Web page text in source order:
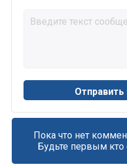
Пока что нет
Будьте первым кто